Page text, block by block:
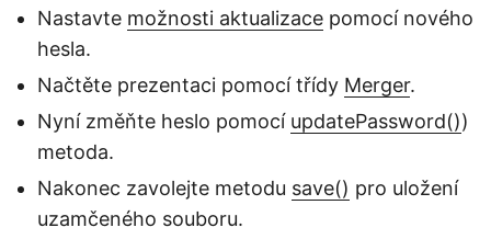
Nastavte možnosti aktualizace pomocí nového
hesla.
Načtěte prezentaci pomocí třídy Merger.
Nyní změňte heslo pomocí updatePassword())
metoda.
Nakonec zavolejte metodu save() pro uložení
uzamčeného souboru.